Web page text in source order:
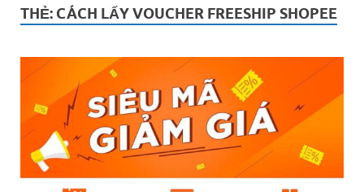
THẺ: CÁCH LẤY VOUCHER FREESHIP SHOPEE